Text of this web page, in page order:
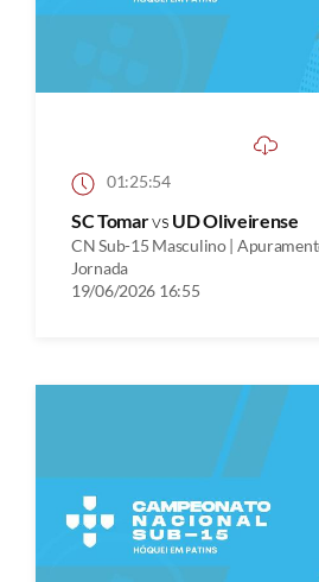
01:25:54
SC Tomarvs UD Oliveirense
CN Sub-15 Masculino |
Jornada
19/06/2026 16:55